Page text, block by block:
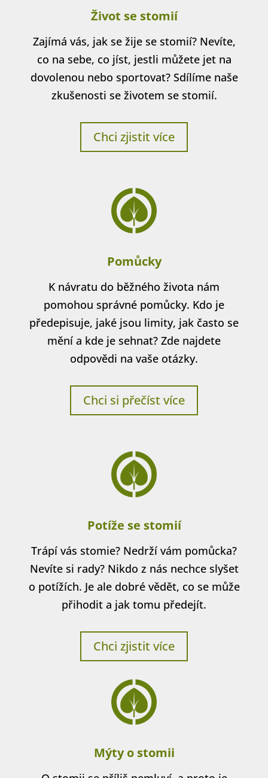
Život se stomií
Zajímá vás, jak se žije se stomií? Nevíte,
co na sebe, co jíst, jestli můžete jet na
dovolenou nebo sportovat? Sdílíme naše
zkušenosti se životem se stomií.
Chci zjistit více
Pomůcky
K návratu do běžného života nám
pomohou správné pomůcky. Kdo je
předepisuje, jaké jsou limity, jak často se
mění a kde je sehnat? Zde najdete
odpovědi na vaše otázky.
Chci si přečíst více
Potíže se stomií
Trápí vás stomie? Nedrží vám pomůcka?
Nevíte si rady? Nikdo z nás nechce slyšet
o potížích. Je ale dobré vědět, co se může
přihodit a jak tomu předejít.
Chci zjistit více
Mýty o stomii